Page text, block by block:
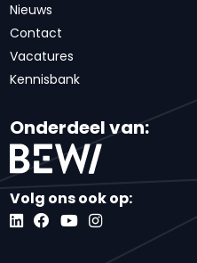
Nieuws
Contact
Vacatures
Kennisbank
Onderdeel van:
Volg ons ook op: